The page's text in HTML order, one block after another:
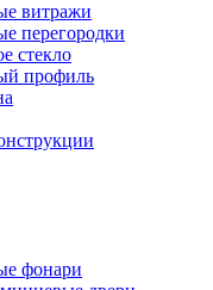
витражи
перегородки
стекло
профиль
фонари